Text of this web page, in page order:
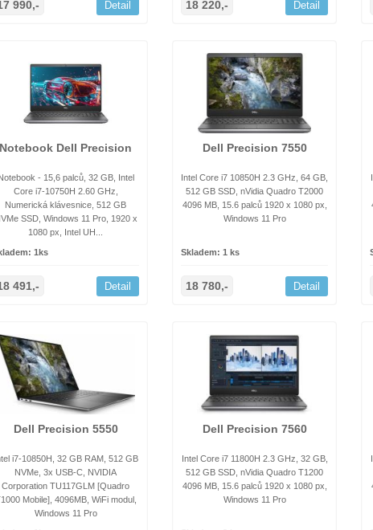
990,- Detail 18 220,- Detail
Notebook Dell Precision
- 15,6 palců, 32 GB, Intel
Core i7-10750H 2.60 GHz,
Numerická klávesnice, 512 GB
SSD, Windows 11 Pro, 1920 x
1080 px, Intel UH...
1ks
491,- Detail
Dell Precision 7550
Intel Core i7 10850H 2.3 GHz, 64 GB,
512 GB SSD, nVidia Quadro T2000
4096 MB, 15.6 palců 1920 x 1080 px,
Windows 11 Pro
Skladem: 1 ks
18 780,- Detail
Dell Precision 5550
i7-10850H, 32 GB RAM, 512 GB
NVMe, 3x USB-C, NVIDIA
Corporation TU117GLM [Quadro
Mobile], 4096MB, WiFi modul,
Windows 11 Pro
Dell Precision 7560
Intel Core i7 11800H 2.3 GHz, 32 GB,
512 GB SSD, nVidia Quadro T1200
4096 MB, 15.6 palců 1920 x 1080 px,
Windows 11 Pro